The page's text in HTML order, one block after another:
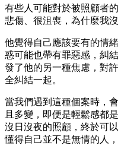
有些人可能對於被照顧者
悲傷、很沮喪，為什麼我
他覺得自己應該要有的情
惑可能也帶有罪惡感，糾
發了他的另一種焦慮，對
全糾結一起。
當我們遇到這種個案時，
且多變，即便是輕鬆感都
沒日沒夜的照顧，終於可
懂得自己並不是無情的人